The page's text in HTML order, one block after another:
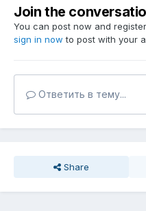
Join the
You can post now and
sign in now to post with your
Ответить в тему...
Share